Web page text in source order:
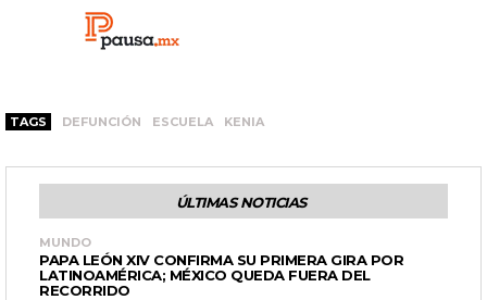
TAGS DEFUNCIÓN ESCUELA KENIA
ÚLTIMAS NOTICIAS
MUNDO
PAPA LEÓN XIV CONFIRMA SU PRIMERA GIRA POR
LATINOAMÉRICA; MÉXICO QUEDA FUERA DEL
RECORRIDO